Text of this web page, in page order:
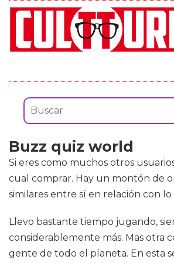
Buzz quiz world
Si eres como muchos otros
cual comprar. Hay un montón de
similares entre sí en relación con
Llevo bastante tiempo jugando,
considerablemente más. Mas
gente de todo el planeta. En esta